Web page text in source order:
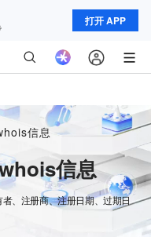
打开 APP
信息
信息
、注册商、注册日期、过期日